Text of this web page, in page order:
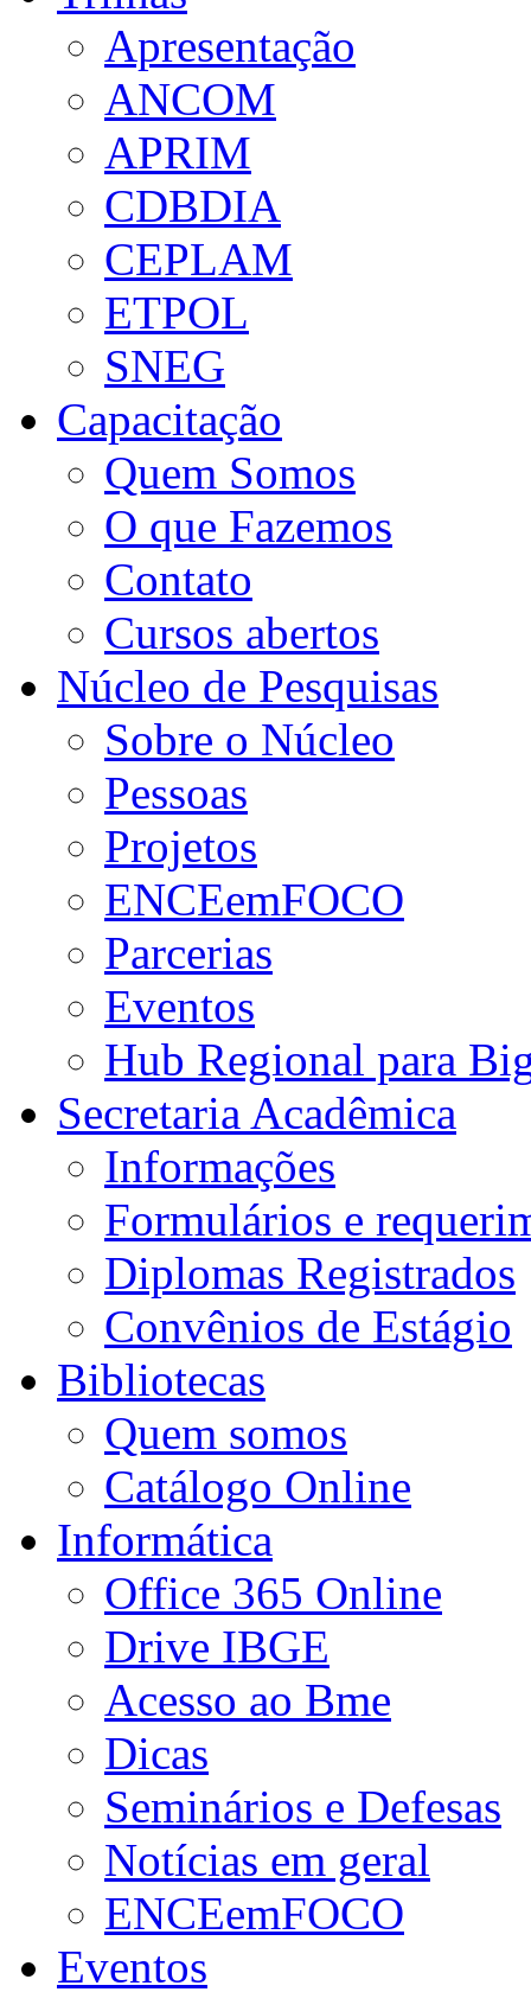
Apresentação
ANCOM
APRIM
CDBDIA
CEPLAM
ETPOL
SNEG
Capacitação
Quem Somos
O que Fazemos
Contato
Cursos abertos
Núcleo de Pesquisas
Sobre o Núcleo
Pessoas
Projetos
ENCEemFOCO
Parcerias
Eventos
Hub Regional para
Secretaria Acadêmica
Informações
Formulários e
Diplomas Registrados
Convênios de Estágio
Bibliotecas
Quem somos
Catálogo Online
Informática
Office 365 Online
Drive IBGE
Acesso ao Bme
Dicas
Seminários e Defesas
Notícias em geral
ENCEemFOCO
Eventos